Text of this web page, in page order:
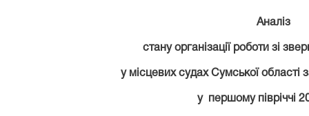
Аналіз
стану організації роботи зі
у місцевих судах Сумської області
у першому півріччі